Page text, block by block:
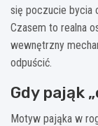
się poczucie bycia
Czasem to realna
wewnętrzny
odpuścić.
Gdy pająk
Motyw pająka w